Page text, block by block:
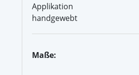
Applikation
handgewebt
Maße: